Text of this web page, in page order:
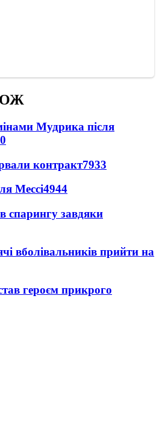
Мудрика після
контракт7933
Мессі4944
спарингу завдяки
вболівальників прийти на
героєм прикрого